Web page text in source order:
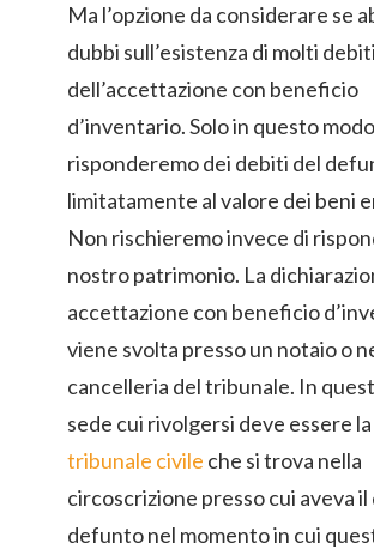
Ma l’opzione da considerare se
dubbi sull’esistenza di molti
dell’accettazione con beneficio
d’inventario. Solo in questo modo
risponderemo dei debiti del
limitatamente al valore dei beni
Non rischieremo invece di
nostro patrimonio. La
accettazione con beneficio
viene svolta presso un notaio o
cancelleria del tribunale. In
sede cui rivolgersi deve essere
tribunale civile che si trova nella
circoscrizione presso cui aveva il
defunto nel momento in cui